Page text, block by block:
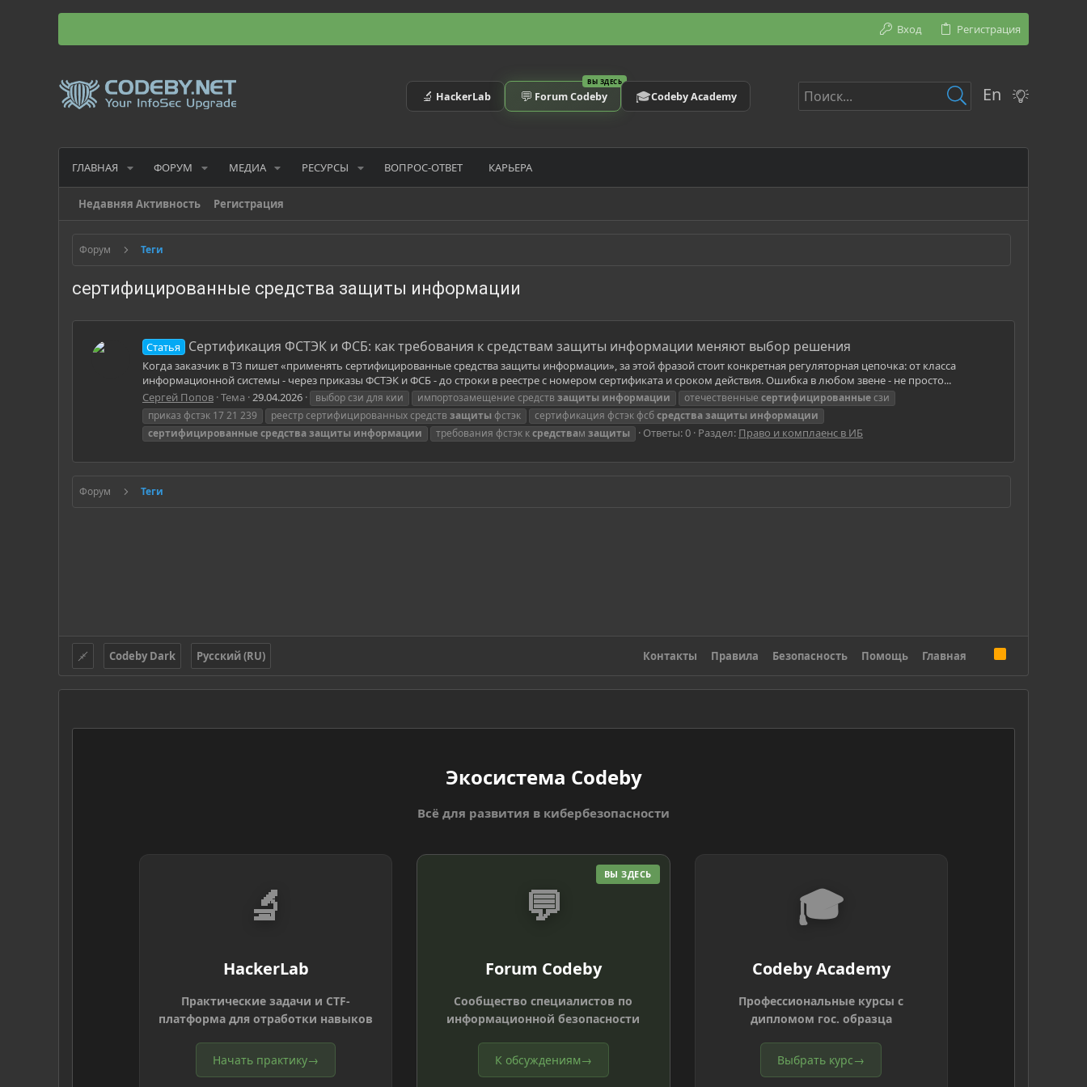
Вход Регистрация
🔬 HackerLab
ВЫ ЗДЕСЬ
💬 Forum Codeby 🎓Codeby Academy En
ГЛАВНАЯ ФОРУМ МЕДИА РЕСУРСЫ ВОПРОС-ОТВЕТ КАРЬЕРА
Недавняя Активность Регистрация
Форум Теги
сертифицированные средства защиты информации
Статья Сертификация ФСТЭК и ФСБ: как требования к средствам защиты информации меняют выбор решения
Когда заказчик в ТЗ пишет «применять сертифицированные средства защиты информации», за этой фразой стоит конкретная регуляторная цепочка: от класса
информационной системы - через приказы ФСТЭК и ФСБ - до строки в реестре с номером сертификата и сроком действия. Ошибка в любом звене - не просто...
Сергей Попов Тема 29.04.2026 выбор сзи для кии импортозамещение средств защиты информации отечественные сертифицированныесзи
приказ фстэк 17 21 239
реестр сертифицированных средств защиты фстэк сертификация фстэк фсбсредствазащиты информации
сертифицированныесредствазащиты информации требования фстэк ксредствам защиты Ответы: 0 Раздел: Право и комплаенс в ИБ
Форум Теги
Codeby Dark Русский (RU) Контакты Правила Безопасность Помощь Главная
S
Экосистема Codeby
Всё для развития в кибербезопасности
🔬
HackerLab
Практические задачи и CTF-
платформа для отработки навыков
Начать практику→
ВЫ ЗДЕСЬ
💬
Forum Codeby
Сообщество специалистов по
информационной безопасности
К обсуждениям→
🎓
Codeby Academy
Профессиональные курсы с
дипломом гос. образца
Выбрать курс→